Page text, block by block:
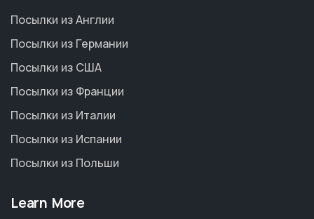
Посылки из Англии
Посылки из Германии
Посылки из США
Посылки из Франции
Посылки из Италии
Посылки из Испании
Посылки из Польши
Learn More